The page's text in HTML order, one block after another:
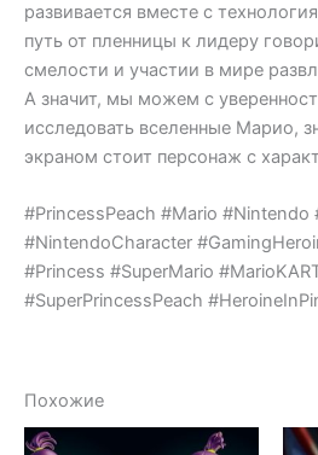
развивается вместе с
путь от пленницы к лидеру
смелости и участии в мире
А значит, мы можем с
исследовать вселенные Марио,
экраном стоит персонаж с
#PrincessPeach #Mario #Nintendo
#NintendoCharacter
#Princess #SuperMario
#SuperPrincessPeach
Похожие